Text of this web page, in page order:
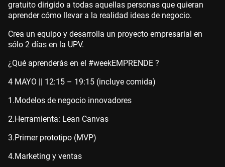
gratuito dirigido a todas aquellas personas que quieran
aprender cómo llevar a la realidad ideas de negocio.
Crea un equipo y desarrolla un proyecto empresarial en
sólo 2 días en la UPV.
¿Qué aprenderás en el #weekEMPRENDE ?
4 MAYO || 12:15 – 19:15 (incluye comida)
1.Modelos de negocio innovadores
2.Herramienta: Lean Canvas
3.Primer prototipo (MVP)
4.Marketing y ventas